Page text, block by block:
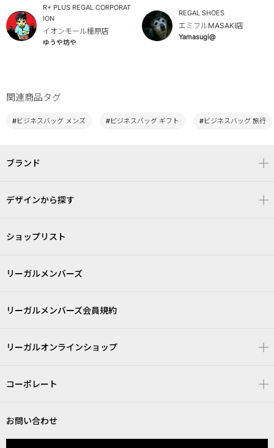
R+ PLUS REGAL CORPORAT
ION
イオンモール橿原店
ゆうや坊や
REGAL SHOES
エミフルMASAKI店
Yamasugi@
関連商品タグ
#ビジネスバッグ メンズ #ビジネスバッグ ギフト #ビジネスバッグ 旅行
ブランド
デザインから探す
ショップリスト
リーガルメンバーズ
リーガルメンバーズ会員規約
リーガルオンラインショップ
コーポレート
お問い合わせ